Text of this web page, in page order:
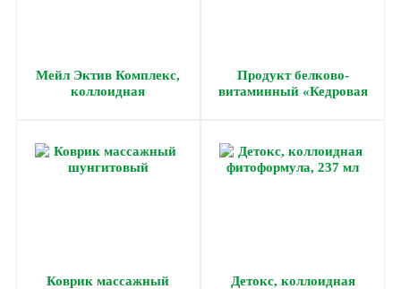
Мейл Эктив Комплекс,
коллоидная
Продукт белково-
витаминный «Кедровая
Коврик массажный
Детокс, коллоидная